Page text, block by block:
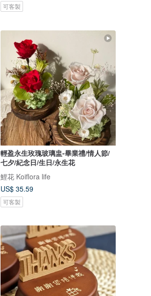
可客製
輕盈永生玫瑰玻璃盅-畢業禮/情人節/
七夕/紀念日/生日/永生花
鯉花 Koiflora life
US$ 35.59
可客製